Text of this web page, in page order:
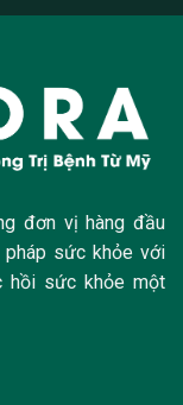
đơn vị hàng đầu
sức khỏe với
hồi sức khỏe một